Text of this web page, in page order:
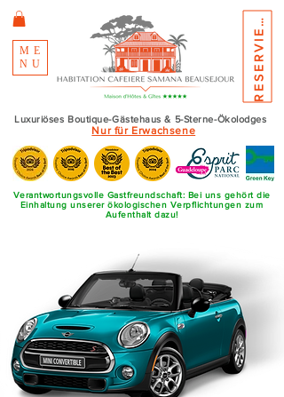
ME
NU
Luxuriöses Boutique-Gästehaus & 5-Sterne-Ökolodges
Nur für Erwachsene
R
E
S
E
R
V
I
E
R
E
N
Verantwortungsvolle Gastfreundschaft: Bei uns gehört die
Einhaltung unserer ökologischen Verpflichtungen zum
Aufenthalt dazu!